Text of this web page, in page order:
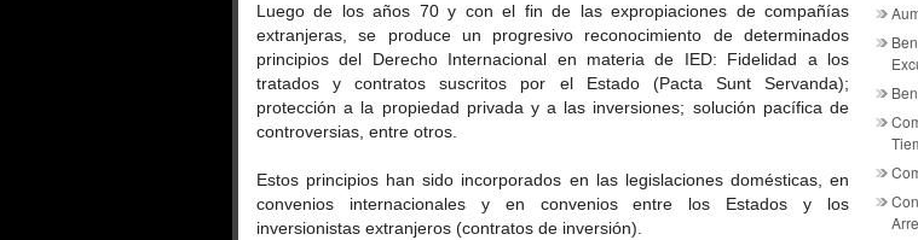
Luego de los años 70 y con el fin de las expropiaciones de compañías
extranjeras, se produce un progresivo reconocimiento de determinados
principios del Derecho Internacional en materia de IED: Fidelidad a los
tratados y contratos suscritos por el Estado (Pacta Sunt Servanda);
protección a la propiedad privada y a las inversiones; solución pacífica de
controversias, entre otros.
Estos principios han sido incorporados en las legislaciones domésticas, en
convenios internacionales y en convenios entre los Estados y los
inversionistas extranjeros (contratos de inversión).